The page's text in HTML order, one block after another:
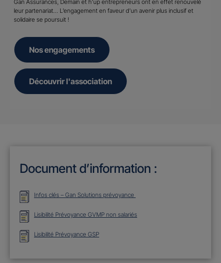
Gan Assurances, Demain et h’up entrepreneurs ont en effet renouvelé
leur partenariat… L’engagement en faveur d’un avenir plus inclusif et
solidaire se poursuit !
Nos engagements
Découvrir l'association
Document d’information :
Infos clés – Gan Solutions prévoyance
Lisibilité Prévoyance GVMP non salariés
Lisibilité Prévoyance GSP